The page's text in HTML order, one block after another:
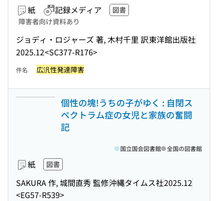
紙 記録メディア
図書
障害者向け資料あり
ジョディ・ロジャーズ 著, 木村千里 訳東洋館出版社
2025.12<SC377-R176>
件名 広汎性発達障害
個性の塊!うちの子がゆく : 自閉ス
ペクトラム症の女児と家族の奮闘
記
紙 図書
SAKURA 作, 城間直秀 監修沖縄タイムス社2025.12
<EG57-R539>
国立国会図書館 全国の図書館